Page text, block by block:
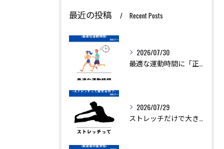
最近の投稿 Recent Posts
2026/07/30
最適な運動時間に「正解」はありません。
2026/07/29
ストレッチだけで大きく痩せることは難しいですが、ダイエットを...